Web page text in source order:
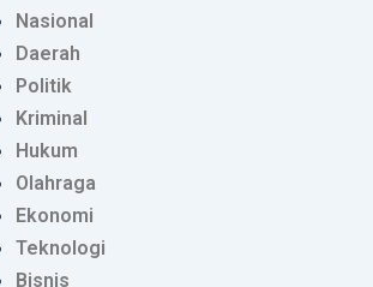
Nasional
Daerah
Politik
Kriminal
Hukum
Olahraga
Ekonomi
Teknologi
Bisnis